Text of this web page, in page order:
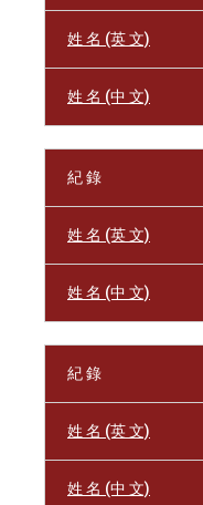
姓 名 (英 文)
姓 名 (中 文)
紀 錄
姓 名 (英 文)
姓 名 (中 文)
紀 錄
姓 名 (英 文)
姓 名 (中 文)